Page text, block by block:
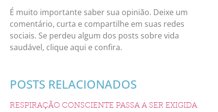
É muito importante saber sua opinião. Deixe um
comentário, curta e compartilhe em suas redes
sociais. Se perdeu algum dos posts sobre vida
saudável, clique aqui e confira.
POSTS RELACIONADOS
RESPIRAÇÃO CONSCIENTE PASSA A SER EXIGIDA